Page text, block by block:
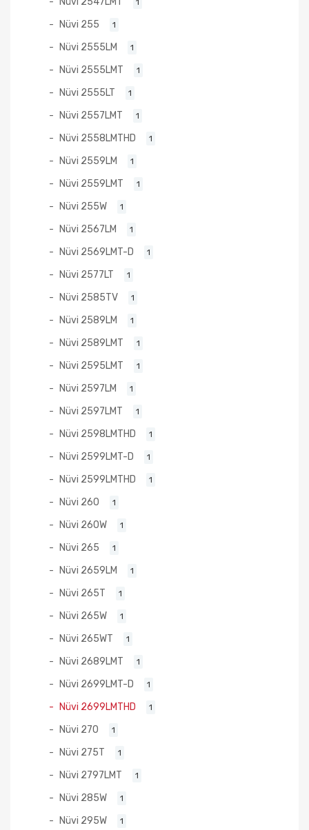
Nüvi 255 1
Nüvi 2555LM 1
Nüvi 2555LMT 1
Nüvi 2555LT 1
Nüvi 2557LMT 1
Nüvi 2558LMTHD 1
Nüvi 2559LM 1
Nüvi 2559LMT 1
Nüvi 255W 1
Nüvi 2567LM 1
Nüvi 2569LMT-D 1
Nüvi 2577LT 1
Nüvi 2585TV 1
Nüvi 2589LM 1
Nüvi 2589LMT 1
Nüvi 2595LMT 1
Nüvi 2597LM 1
Nüvi 2597LMT 1
Nüvi 2598LMTHD 1
Nüvi 2599LMT-D 1
Nüvi 2599LMTHD 1
Nüvi 260 1
Nüvi 260W 1
Nüvi 265 1
Nüvi 2659LM 1
Nüvi 265T 1
Nüvi 265W 1
Nüvi 265WT 1
Nüvi 2689LMT 1
Nüvi 2699LMT-D 1
Nüvi 2699LMTHD 1
Nüvi 270 1
Nüvi 275T 1
Nüvi 2797LMT 1
Nüvi 285W 1
Nüvi 295W 1